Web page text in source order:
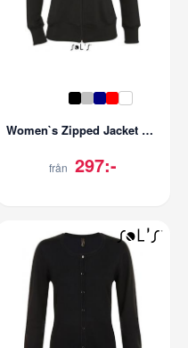
Women`s Zipped Jacket Soda
från 297:-